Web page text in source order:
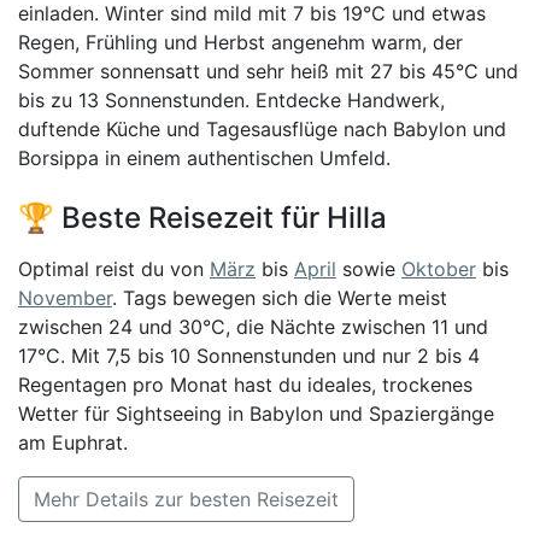
einladen. Winter sind mild mit 7 bis 19°C und etwas
Regen, Frühling und Herbst angenehm warm, der
Sommer sonnensatt und sehr heiß mit 27 bis 45°C und
bis zu 13 Sonnenstunden. Entdecke Handwerk,
duftende Küche und Tagesausflüge nach Babylon und
Borsippa in einem authentischen Umfeld.
🏆 Beste Reisezeit für Hilla
Optimal reist du von März bis April sowie Oktober bis
November. Tags bewegen sich die Werte meist
zwischen 24 und 30°C, die Nächte zwischen 11 und
17°C. Mit 7,5 bis 10 Sonnenstunden und nur 2 bis 4
Regentagen pro Monat hast du ideales, trockenes
Wetter für Sightseeing in Babylon und Spaziergänge
am Euphrat.
Mehr Details zur besten Reisezeit